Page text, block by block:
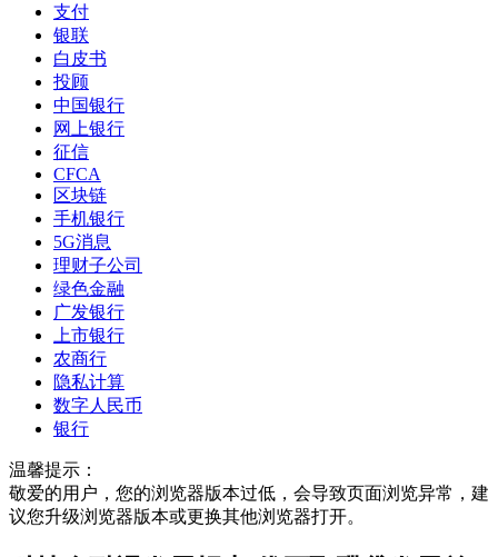
支付
银联
白皮书
投顾
中国银行
网上银行
征信
CFCA
区块链
手机银行
5G消息
理财子公司
绿色金融
广发银行
上市银行
农商行
隐私计算
数字人民币
银行
温馨提示：
敬爱的用户，您的浏览器版本过低，会导致页面浏览异常，建
议您升级浏览器版本或更换其他浏览器打开。